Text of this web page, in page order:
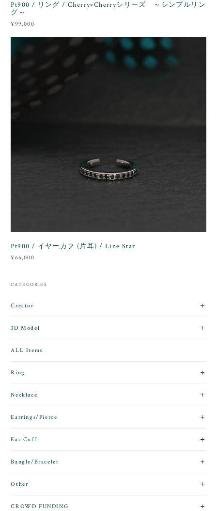
Pt900 / リング / Cherry×Cherryシリーズ ～シンプルリン
グ～
¥99,000
Pt900 / イヤーカフ (片耳) / Line Star
¥66,000
CATEGORIES
Creator
3D Model
ALL Items
Ring
Necklace
Earrings/Pierce
Ear Cuff
Bangle/Bracelet
Other
CROWD FUNDING